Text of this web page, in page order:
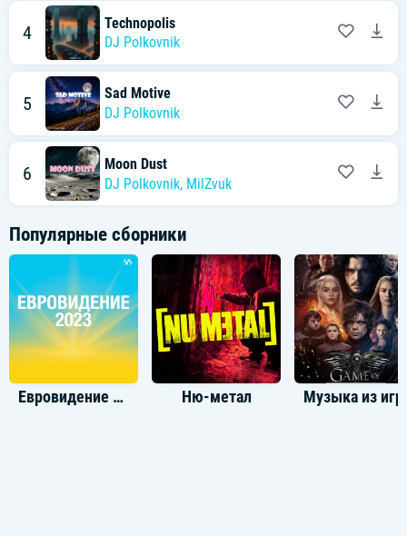
4
Technopolis
DJ Polkovnik
5
Sad Motive
DJ Polkovnik
6
Moon Dust
DJ Polkovnik, MilZvuk
Популярные сборники
Евровидение 2023 Ню-метал